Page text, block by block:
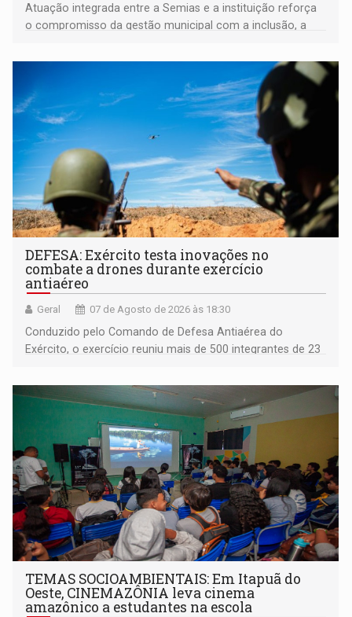
Atuação integrada entre a Semias e a instituição reforça
o compromisso da gestão municipal com a inclusão, a
DEFESA: Exército testa inovações no
combate a drones durante exercício
antiaéreo
Geral 07 de Agosto de 2026 às 18:30
Conduzido pelo Comando de Defesa Antiaérea do
Exército, o exercício reuniu mais de 500 integrantes de 23
TEMAS SOCIOAMBIENTAIS: Em Itapuã do
Oeste, CINEMAZÔNIA leva cinema
amazônico a estudantes na escola